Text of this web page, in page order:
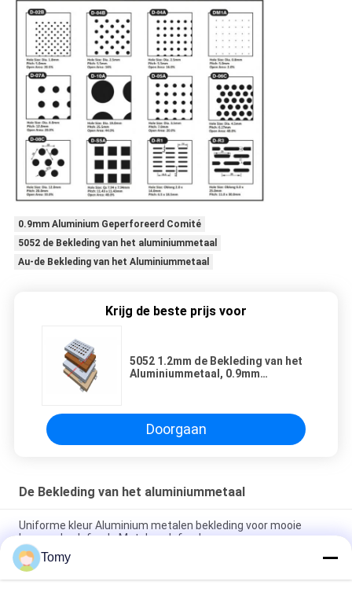
0.9mm Aluminium Geperforeerd Comité
5052 de Bekleding van het aluminiummetaal
Au-de Bekleding van het Aluminiummetaal
Krijg de beste prijs voor
5052 1.2mm de Bekleding van het
Aluminiummetaal, 0.9mm
Doorgaan
De Bekleding van het aluminiummetaal
Uniforme kleur Aluminium metalen bekleding voor mooie
hangende plafonds Metalen plafond
Houten graan op maat gemaakte aluminium metalen
bekleding voor prachtige hangende plafonds
Tomy